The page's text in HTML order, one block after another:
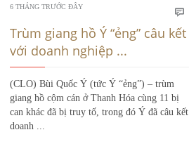
6 THÁNG TRƯỚC ĐÂY 
Trùm giang hồ Ý “ẻng” câu kết
với doanh nghiệp ...
(CLO) Bùi Quốc Ý (tức Ý “ẻng”) – trùm
giang hồ cộm cán ở Thanh Hóa cùng 11 bị
can khác đã bị truy tố, trong đó Ý đã câu kết
doanh ...